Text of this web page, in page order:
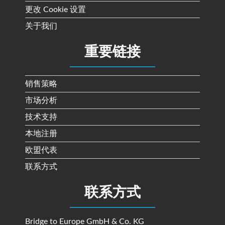
更改 Cookie 设置
关于我们
重要链接
销售策略
市场分析
技术支持
本地注册
欧盟代表
联系方式
联系方式
Bridge to Europe GmbH & Co. KG